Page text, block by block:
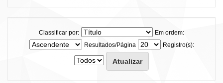
Classificar por:
Em ordem:
Resultados/Página
Registro(s):